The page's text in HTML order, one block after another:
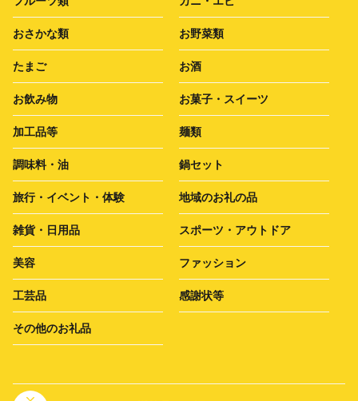
おさかな類 お野菜類
たまご お酒
お飲み物 お菓子・スイーツ
加工品等 麺類
調味料・油 鍋セット
旅行・イベント・体験 地域のお礼の品
雑貨・日用品 スポーツ・アウトドア
美容 ファッション
工芸品 感謝状等
その他のお礼品